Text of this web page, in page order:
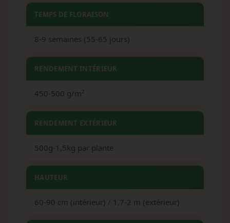
TEMPS DE FLORAISON
8-9 semaines (55-65 jours)
RENDEMENT INTÉRIEUR
450-500 g/m²
RENDEMENT EXTÉRIEUR
500g-1,5kg par plante
HAUTEUR
60-90 cm (intérieur) / 1,7-2 m (extérieur)